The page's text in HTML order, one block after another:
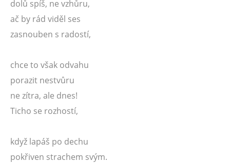
dolů spíš, ne vzhůru,
ač by rád viděl ses
zasnouben s radostí,
chce to však odvahu
porazit nestvůru
ne zítra, ale dnes!
Ticho se rozhostí,
když lapáš po dechu
pokřiven strachem svým.